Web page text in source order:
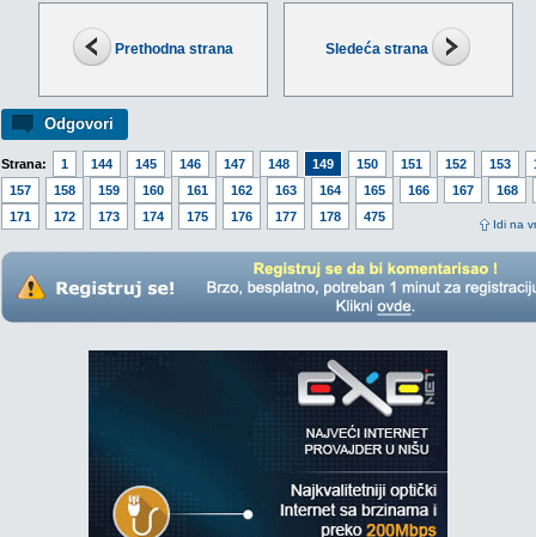
Prethodna strana Sledeća strana
Odgovori
Strana: 1 144 145 146 147 148 149 150 151 152 153
157
158 159 160 161 162 163 164 165 166 167
168
171
172 173 174 175 176 177 178 475
Idi na